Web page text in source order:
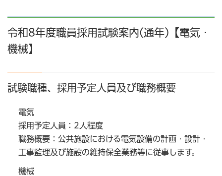
令和8年度職員採用試験案内(通年)【電気・
機械】
試験職種、採用予定人員及び職務概要
電気
採用予定人員：2人程度
職務概要：公共施設における電気設備の計画・設計・
工事監理及び施設の維持保全業務等に従事します。
機械